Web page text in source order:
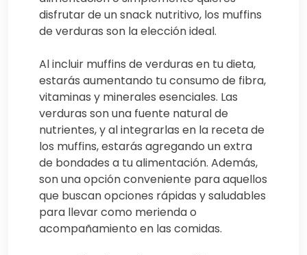
disfrutar de un snack nutritivo, los muffins
de verduras son la elección ideal.
Al incluir muffins de verduras en tu dieta,
estarás aumentando tu consumo de fibra,
vitaminas y minerales esenciales. Las
verduras son una fuente natural de
nutrientes, y al integrarlas en la receta de
los muffins, estarás agregando un extra
de bondades a tu alimentación. Además,
son una opción conveniente para aquellos
que buscan opciones rápidas y saludables
para llevar como merienda o
acompañamiento en las comidas.